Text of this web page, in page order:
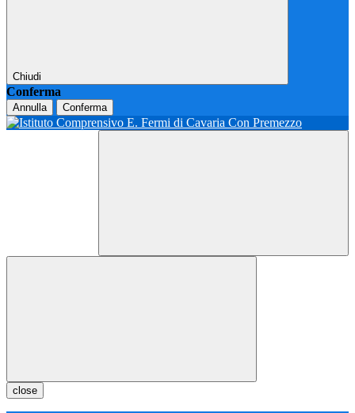
Chiudi
Conferma
Annulla Conferma
close